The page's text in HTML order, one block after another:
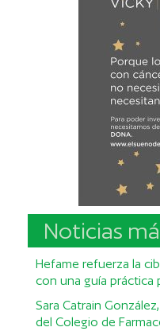
Noticias
Hefame refuerza la
con una guía práctica
Sara Catrain
del Colegio de